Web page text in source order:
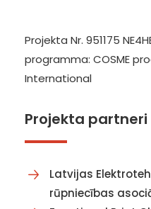
Projekta Nr. 951175
programma: COSME
International
Projekta partneri
Latvijas
rūpniecības